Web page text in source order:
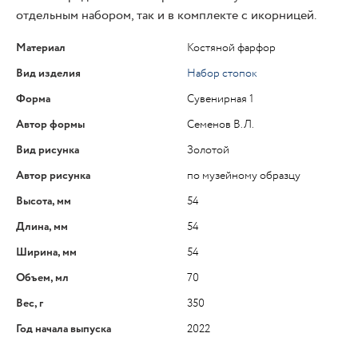
отдельным набором, так и в комплекте с икорницей.
Материал
Костяной фарфор
Вид изделия
Набор стопок
Форма
Сувенирная 1
Автор формы
Семенов В.Л.
Вид рисунка
Золотой
Автор рисунка
по музейному образцу
Высота, мм
54
Длина, мм
54
Ширина, мм
54
Объем, мл
70
Вес, г
350
Год начала выпуска
2022